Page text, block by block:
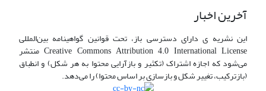
آخرین اخبار
این نشریه ی دارای دسترسی باز، تحت قوانین گواهینامه بین‌المللی
Creative Commons Attribution 4.0 International License منتشر
می‌شود که اجازه اشتراک (تکثیر و بازآرایی محتوا به هر شکل) و انطباق
(بازترکیب، تغییر شکل و بازسازی بر اساس محتوا) را می‌دهد.